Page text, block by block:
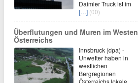
Daimler Truck ist im
[…] (00)
Überflutungen und Muren im Westen
Österreichs
Innsbruck (dpa) -
Unwetter haben in
westlichen
Bergregionen
Österreichs lokale